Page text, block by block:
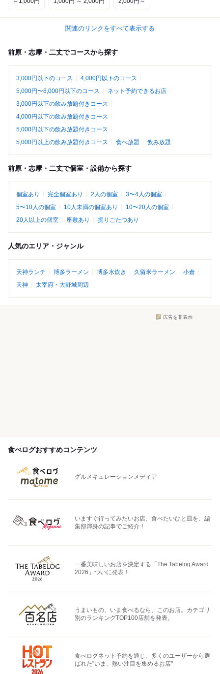
関連のリンクをすべて表示する
前原・志摩・二丈でコースから探す
3,000円以下のコース
4,000円以下のコース
5,000円〜8,000円以下のコース
ネット予約できるお店
3,000円以下の飲み放題付きコース
4,000円以下の飲み放題付きコース
5,000円以下の飲み放題付きコース
5,000円以上の飲み放題付きコース
食べ放題 飲み放題
前原・志摩・二丈で個室・設備から探す
個室あり 完全個室あり 2人の個室
3〜4人の個室
5〜10人の個室
10人未満の個室あり
10〜20人の個室
20人以上の個室
座敷あり 掘りごたつあり
人気のエリア・ジャンル
天神ランチ 博多ラーメン 博多水炊き 久留米ラーメン
小倉
天神
太宰府・大野城周辺
広告を非表示
食べログおすすめコンテンツ
グルメキュレーションメディア
いますぐ行ってみたいお店、食べたいひと皿を、編
集部渾身の記事でご紹介！
一番美味しいお店を決定する「The Tabelog Award
2026」ついに発表！
うまいもの、いま食べるなら、このお店。カテゴリ
別のランキングTOP100店舗を発表。
食べログネット予約を通じ、多くのユーザーから選
ばれた"いま、熱い注目を集めるお店"